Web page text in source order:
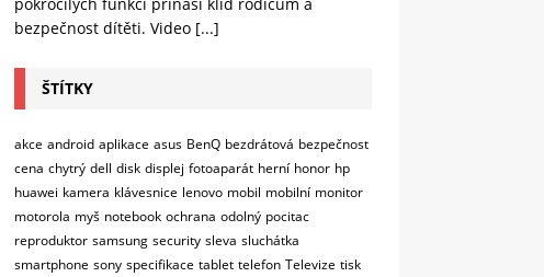
bezpečnost dítěti. Video [...]
ŠTÍTKY
akce android aplikace asus BenQ bezdrátová bezpečnost
cena chytrý dell disk displej fotoaparát herní honor hp
huawei kamera klávesnice lenovo mobil mobilní monitor
motorola myš notebook ochrana odolný pocitac
reproduktor samsung security sleva sluchátka
smartphone sony specifikace tablet telefon Televize tisk